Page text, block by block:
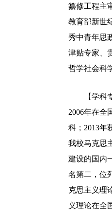
纂修工程主
教育部新世
秀中青年思
津贴专家、
哲学社会科
【学
2006年在全
科；2013年
我校马克思
建设的国内
名第二，位
克思主义理
义理论在全